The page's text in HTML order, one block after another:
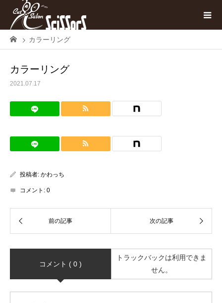
カラーリング
カラーリング
2021.07.17
投稿者: かわっち
コメント: 0
コメント ( 0 )
トラックバックは利用できま
せん。